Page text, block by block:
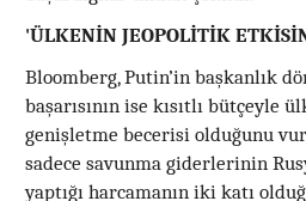
'ÜLKENİN JEOPOLİTİK
Bloomberg, Putin’in başkanlık
başarısının ise kısıtlı
genişletme becerisi olduğunu
sadece savunma giderlerinin
yaptığı harcamanın iki katı